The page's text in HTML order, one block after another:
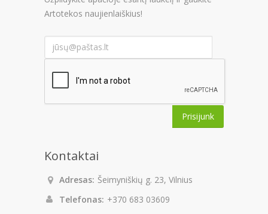
Artotekos naujienlaiškius!
Prisijunk
Kontaktai
Adresas: Šeimyniškių g. 23, Vilnius
Telefonas: +370 683 03609